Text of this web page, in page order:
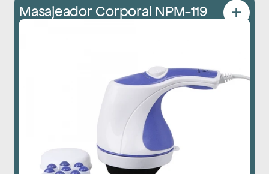
Masajeador Corporal NPM-119